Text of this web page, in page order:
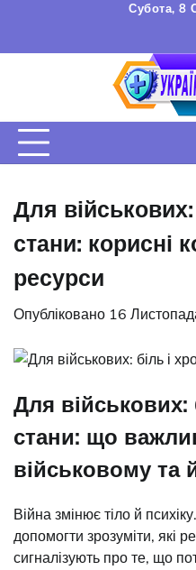
вмісту
Субота, 8
Для військових:
стани: корисні
ресурси
Опубліковано 16
Для військових:
стани: що
військовому та
Війна змінює тіло й
допомогти зрозуміти, які
сигналізують про те, що